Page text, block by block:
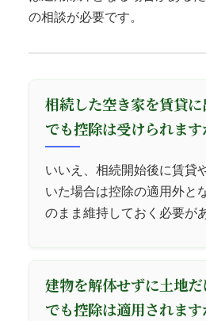
の相談が必要です。
相続した空き家を賃貸
でも控除は受けられます
いいえ、相続開始後に賃貸
いた場合は控除の適用外と
のまま維持しておく必要が
建物を解体せずに土地
でも控除は適用されます